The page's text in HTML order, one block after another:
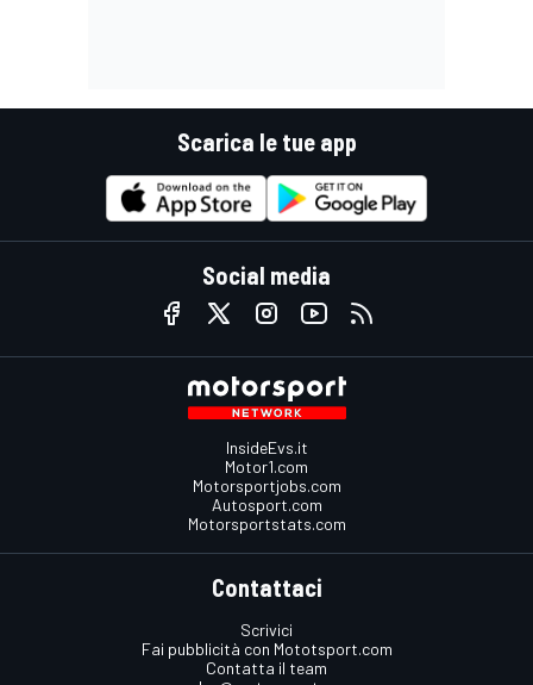
Scarica le tue app
Social media
InsideEvs.it
Motor1.com
Motorsportjobs.com
Autosport.com
Motorsportstats.com
Contattaci
Scrivici
Fai pubblicità con Mototsport.com
Contatta il team